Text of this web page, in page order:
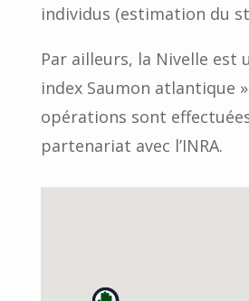
individus (estimation du
Par ailleurs, la Nivelle est
index Saumon atlantique
opérations sont
partenariat avec l’INRA.